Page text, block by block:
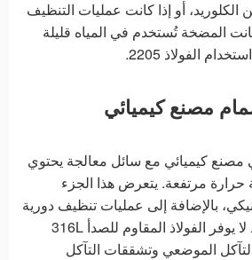
أو إذا كانت عمليات التنظيف
كانت المضخة تُستخدم في المياه قليلة
الفولاذ 2205.
كيميائي مع سائل معالجة يحتوي
حرارة مرتفعة. يتعرض هذا الجزء
بالإضافة إلى عمليات تنظيف دورية
أثناء فترات التوقف. قد لا يوفر الفولاذ المقاوم للصدأ 316L
الموضعي وتشققات التآكل